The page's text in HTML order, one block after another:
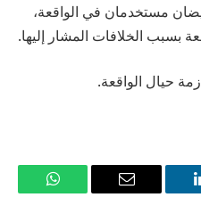
مستخدمان في الواقعة،
بسبب الخلافات المشار إليها.
حيال الواقعة.
لينكدإن
البريد
واتساب